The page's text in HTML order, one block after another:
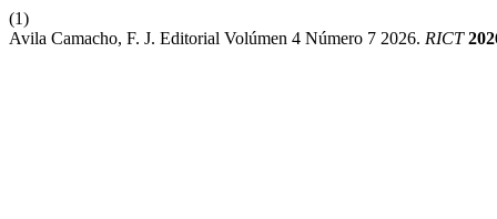
(1)
Avila Camacho, F. J. Editorial Volúmen 4 Número 7 2026. RICT